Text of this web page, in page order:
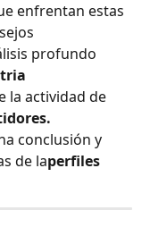
enfrentan estas
profundo
la actividad de
conclusión y
de laperfiles